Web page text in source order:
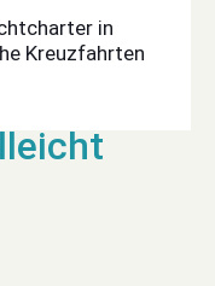
in
Kreuzfahrten